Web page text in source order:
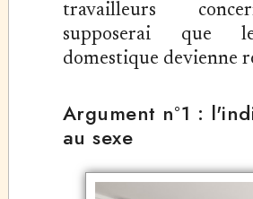
travailleurs
supposerai que
domestique devienne
Argument n°1 :
au sexe